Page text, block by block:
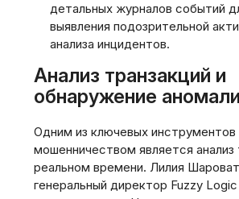
детальных журналов событий
выявления подозрительной
анализа инцидентов.
Анализ транзакций и
обнаружение
Одним из ключевых инструментов
мошенничеством является анализ
реальном времени. Лилия
генеральный директор Fuzzy